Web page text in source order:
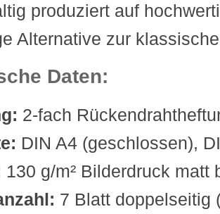
produziert auf
Alternative zur
Daten:
2-fach
DIN A4 (geschlossen),
130 g/m² Bilderdruck matt
7 Blatt doppelseitig